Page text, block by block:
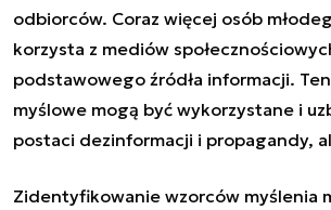
odbiorców. Coraz więcej osób
korzysta z mediów
podstawowego źródła informacji.
myślowe mogą być wykorzystane i
postaci dezinformacji i propagandy,
Zidentyfikowanie wzorców myślenia